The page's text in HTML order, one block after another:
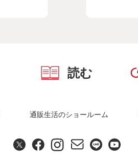
読む
通販生活のショールーム